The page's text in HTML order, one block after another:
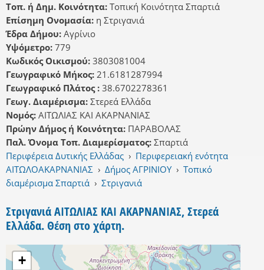
Τοπ. ή Δημ. Κοινότητα: Τοπική Κοινότητα Σπαρτιά
Επίσημη Ονομασία: η Στριγανιά
Έδρα Δήμου: Αγρίνιο
Υψόμετρο: 779
Κωδικός Οικισμού: 3803081004
Γεωγραφικό Μήκος: 21.6181287994
Γεωγραφικό Πλάτος : 38.6702278361
Γεωγ. Διαμέρισμα: Στερεά Ελλάδα
Νομός: ΑΙΤΩΛΙΑΣ ΚΑΙ ΑΚΑΡΝΑΝΙΑΣ
Πρώην Δήμος ή Κοινότητα: ΠΑΡΑΒΟΛΑΣ
Παλ. Όνομα Τοπ. Διαμερίσματος: Σπαρτιά
Περιφέρεια Δυτικής Ελλάδας › Περιφερειακή ενότητα
ΑΙΤΩΛΟΑΚΑΡΝΑΝΙΑΣ › Δήμος ΑΓΡΙΝΙΟΥ › Τοπικό
διαμέρισμα Σπαρτιά › Στριγανιά
Στριγανιά ΑΙΤΩΛΙΑΣ ΚΑΙ ΑΚΑΡΝΑΝΙΑΣ, Στερεά
Ελλάδα. Θέση στο χάρτη.
+